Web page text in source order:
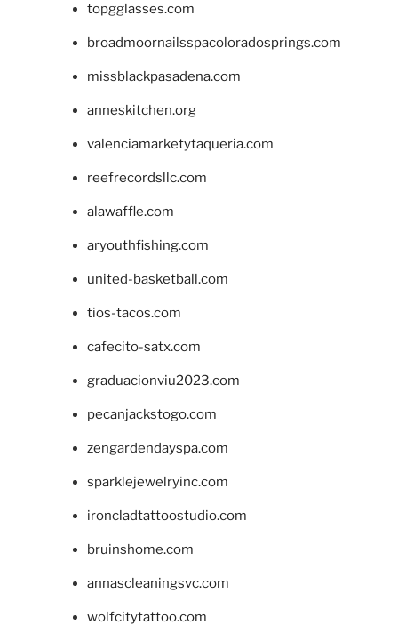
topgglasses.com
broadmoornailsspacoloradosprings.com
missblackpasadena.com
anneskitchen.org
valenciamarketytaqueria.com
reefrecordsllc.com
alawaffle.com
aryouthfishing.com
united-basketball.com
tios-tacos.com
cafecito-satx.com
graduacionviu2023.com
pecanjackstogo.com
zengardendayspa.com
sparklejewelryinc.com
ironcladtattoostudio.com
bruinshome.com
annascleaningsvc.com
wolfcitytattoo.com